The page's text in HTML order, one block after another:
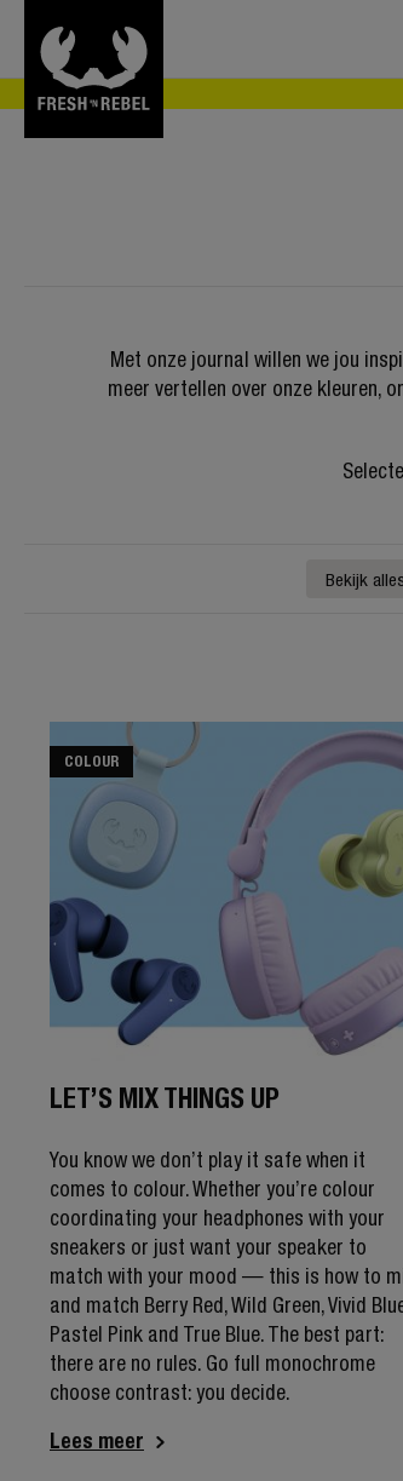
Met onze journal willen we jou
meer vertellen over onze kleuren,
Bekijk
COLOUR
LET’S MIX THINGS UP
You know we don’t play it safe when it
comes to colour. Whether you’re colour
coordinating your headphones with your
sneakers or just want your speaker to
match with your mood — this is how to
and match Berry Red, Wild Green, Vivid
Pastel Pink and True Blue. The best part:
there are no rules. Go full monochrome
choose contrast: you decide.
Lees meer